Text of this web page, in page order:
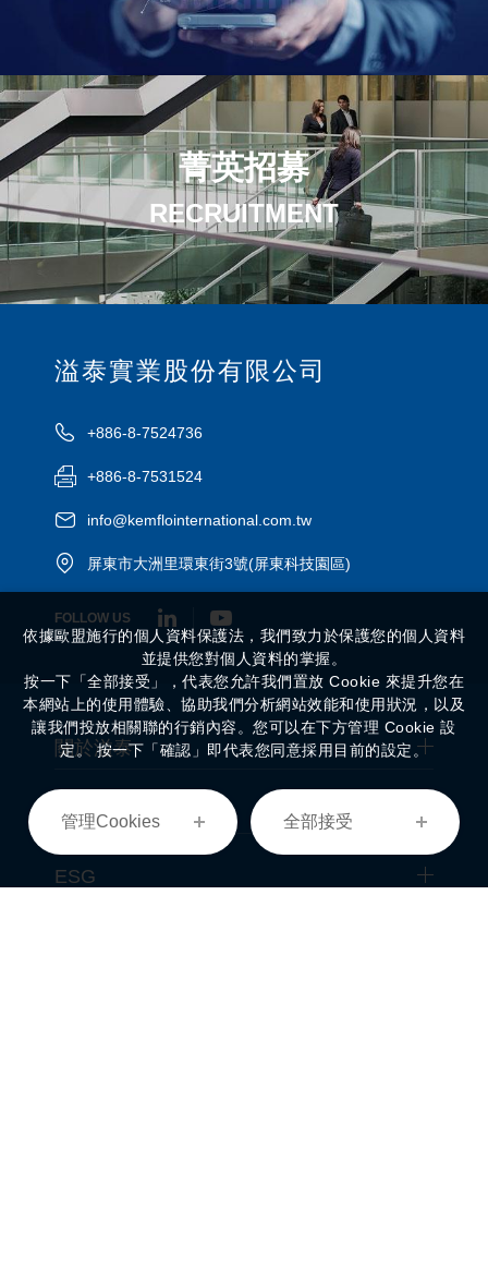
菁英招募
RECRUITMENT
溢泰實業股份有限公司
+886-8-7524736
+886-8-7531524
info@kemflointernational.com.tw
屏東市大洲里環東街3號(屏東科技園區)
FOLLOW US
關於溢泰
經營事業
ESG
依據歐盟施行的個人資料保護法，我們致力於保護您的個人資料
並提供您對個人資料的掌握。
按一下「全部接受」，代表您允許我們置放 Cookie 來提升您在
本網站上的使用體驗、協助我們分析網站效能和使用狀況，以及
讓我們投放相關聯的行銷內容。您可以在下方管理 Cookie 設
定。 按一下「確認」即代表您同意採用目前的設定。
管理Cookies 全部接受